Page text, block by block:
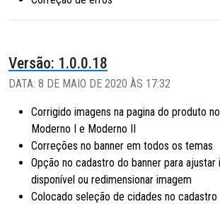
Versão: 1.0.0.18
DATA: 8 DE MAIO DE 2020 ÀS 17:32
Corrigido imagens na pagina do produto
Moderno I e Moderno II
Correções no banner em todos os temas
Opção no cadastro do banner para
disponível ou redimensionar imagem
Colocado seleção de cidades no